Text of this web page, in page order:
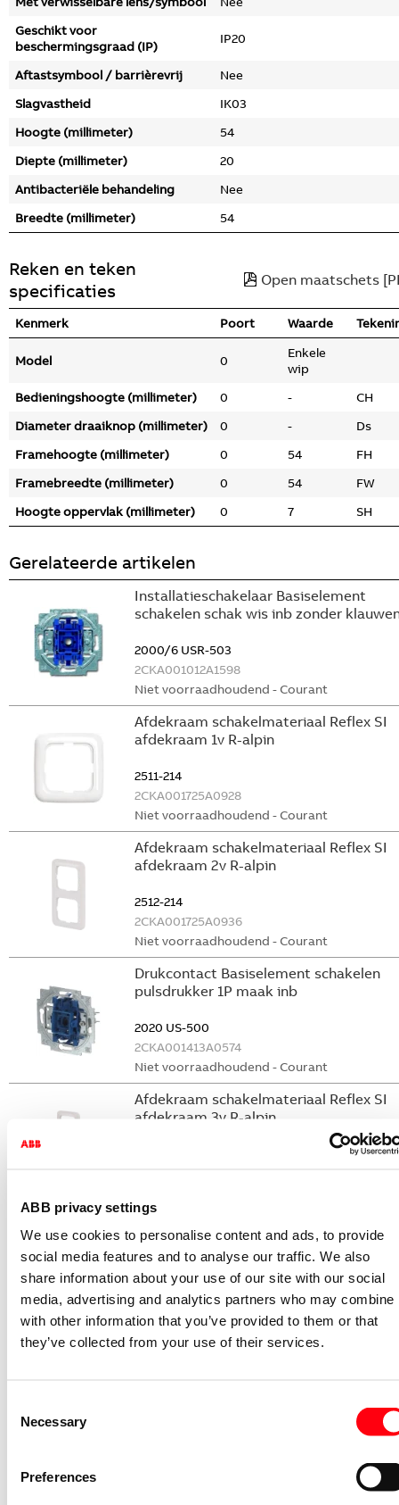
ABB privacy settings
We use cookies to personalise content and ads, to provide
social media features and to analyse our traffic. We also
share information about your use of our site with our social
media, advertising and analytics partners who may combine
with other information that you’ve provided to them or that
they’ve collected from your use of their services.
Selection
Necessary
Preferences
Geschikt voor
beschermingsgraad (IP)
IP20
Aftastsymbool / barrièrevrij
Nee
Slagvastheid
IK03
Hoogte (millimeter)
54
Diepte (millimeter)
20
Antibacteriële behandeling
Nee
Breedte (millimeter)
54
Reken en teken
specificaties
Open maatschets
Kenmerk Poort Waarde
Model 0
Enkele
wip
Bedieningshoogte (millimeter)
0 -
CH
Diameter draaiknop (millimeter)
0 -
Ds
Framehoogte (millimeter)
0 54
FH
Framebreedte (millimeter)
0 54
FW
Hoogte oppervlak (millimeter)
0 7 SH
Gerelateerde artikelen
Installatieschakelaar Basiselement
schakelen schak wis inb zonder
2000/6 USR-503
2CKA001012A1598
Niet voorraadhoudend - Courant
Afdekraam schakelmateriaal Reflex SI
afdekraam 1v R-alpin
2511-214
2CKA001725A0928
Niet voorraadhoudend - Courant
Afdekraam schakelmateriaal Reflex SI
afdekraam 2v R-alpin
2512-214
2CKA001725A0936
Niet voorraadhoudend - Courant
Drukcontact Basiselement schakelen
pulsdrukker 1P maak inb
2020 US-500
2CKA001413A0574
Niet voorraadhoudend - Courant
Afdekraam schakelmateriaal Reflex SI
afdekraam 3v R-alpin
schakelen schak kruis inb
2000/7 US-506
2CKA001012A1168
Niet voorraadhoudend - Courant
Afdekraam schakelmateriaal Reflex SI
Drukcontact Basiselement schakelen